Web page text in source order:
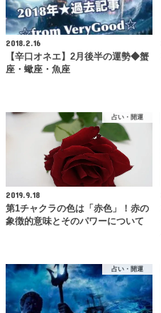
2018.2.16
【辛口オネエ】2月後半の運勢◆蟹
座・蠍座・魚座
占い・開運
2019.9.18
第1チャクラの色は「赤色」！赤の
象徴的意味とそのパワーについて
占い・開運